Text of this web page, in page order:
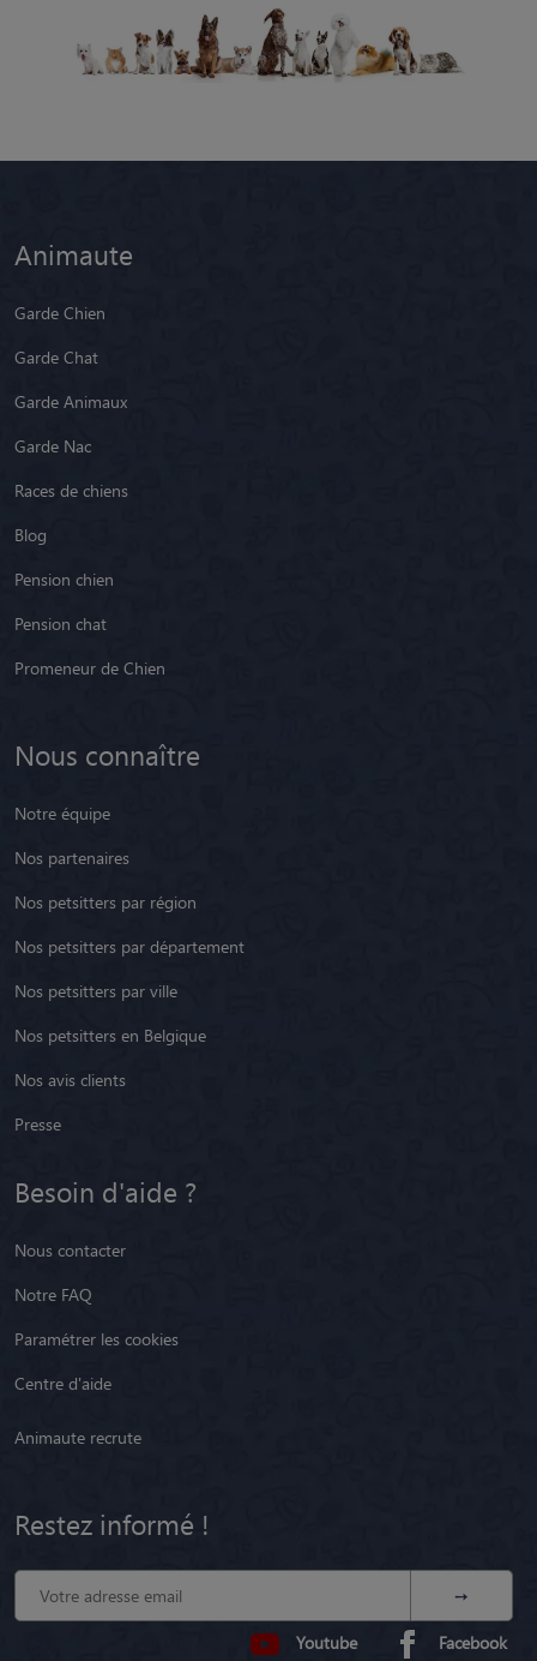
Animaute
Garde Chien
Garde Chat
Garde Animaux
Garde Nac
Races de chiens
Blog
Pension chien
Pension chat
Promeneur de Chien
Nous connaître
Notre équipe
Nos partenaires
Nos petsitters par région
Nos petsitters par département
Nos petsitters par ville
Nos petsitters en Belgique
Nos avis clients
Presse
Besoin d'aide ?
Nous contacter
Notre FAQ
Paramétrer les cookies
Centre d'aide
Animaute recrute
Restez informé !
Youtube Facebook